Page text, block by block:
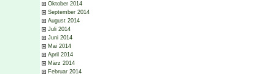
Oktober 2014
September 2014
August 2014
Juli 2014
Juni 2014
Mai 2014
April 2014
März 2014
Februar 2014